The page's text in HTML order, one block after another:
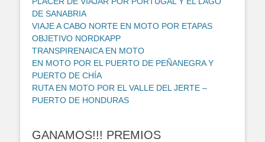
DE SANABRIA
VIAJE A CABO NORTE EN MOTO POR ETAPAS
OBJETIVO NORDKAPP
TRANSPIRENAICA EN MOTO
EN MOTO POR EL PUERTO DE PEÑANEGRA Y
PUERTO DE CHÍA
RUTA EN MOTO POR EL VALLE DEL JERTE –
PUERTO DE HONDURAS
GANAMOS!!! PREMIOS